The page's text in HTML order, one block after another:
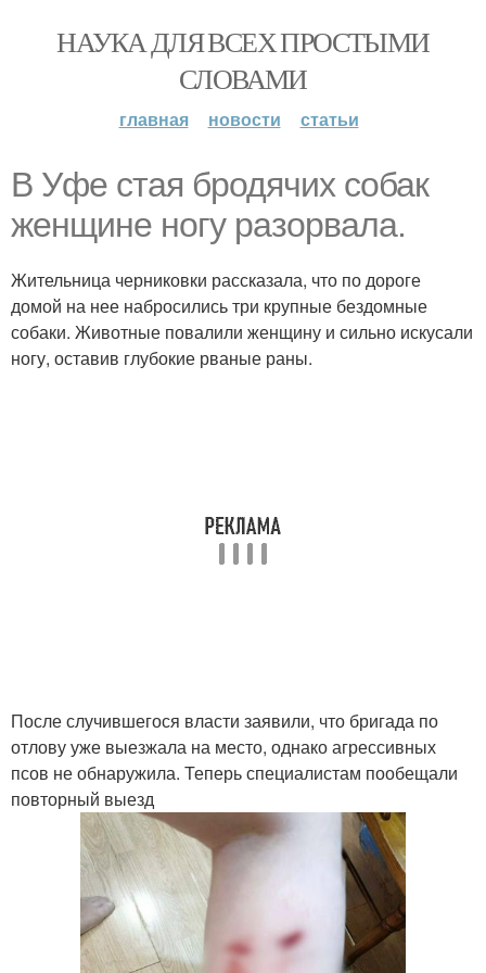
НАУКА ДЛЯ ВСЕХ ПРОСТЫМИ
СЛОВАМИ
главная новости статьи
В Уфе стая бродячих собак
женщине ногу разорвала.
Жительница черниковки рассказала, что по дороге
домой на нее набросились три крупные бездомные
собаки. Животные повалили женщину и сильно искусали
ногу, оставив глубокие рваные раны.
После случившегося власти заявили, что бригада по
отлову уже выезжала на место, однако агрессивных
псов не обнаружила. Теперь специалистам пообещали
повторный выезд